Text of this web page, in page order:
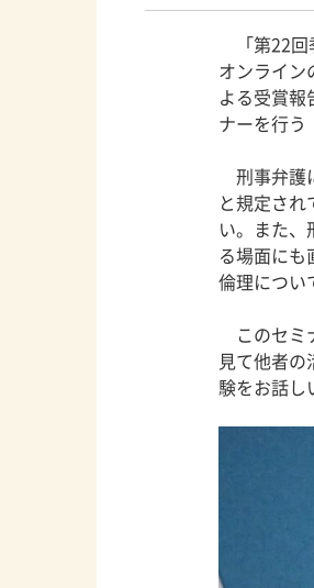
「第22回
オンライン
よる受賞
ナーを行う
刑事弁護
と規定さ
い。また
る場面に
倫理につい
このセミ
見て他者
験をお話し